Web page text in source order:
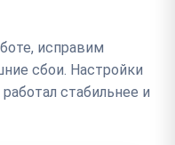
исправим
сбои. Настройки
стабильнее и